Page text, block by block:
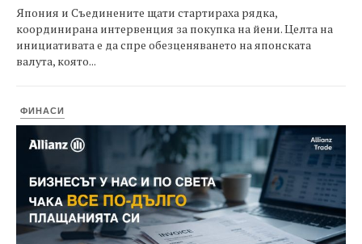
Япония и Съединените щати стартираха рядка,
координирана интервенция за покупка на йени. Целта на
инициативата е да спре обезценяването на японската
валута, която...
ФИНАСИ